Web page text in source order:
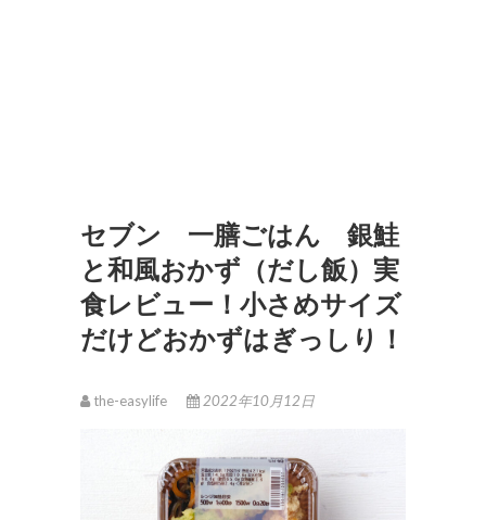
セブン 一膳ごはん 銀鮭
と和風おかず（だし飯）実
食レビュー！小さめサイズ
だけどおかずはぎっしり！
the-easylife 2022年10月12日